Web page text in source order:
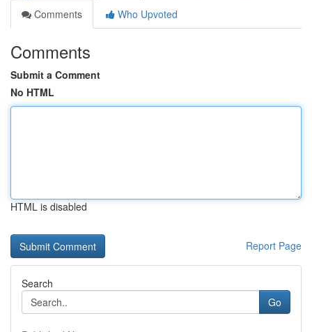
Comments
Who Upvoted
Comments
Submit a Comment
No HTML
HTML is disabled
Report Page
Search
Go